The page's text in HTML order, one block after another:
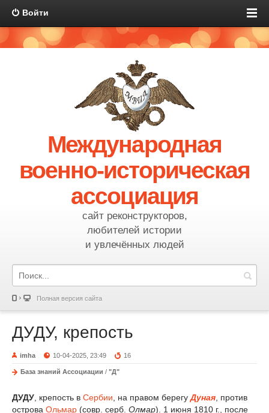
Войти
Международная
военно-историческая
ассоциация
сайт реконструкторов,
любителей истории
и увлечённых людей
Полная версия сайта
ДУДУ, крепость
imha 10-04-2025, 23:49 16
База знаний Ассоциации / "Д"
ДУДУ , крепость в Сербии , на правом берегуДуная , против
острова Ольмар (совр. серб. Олмар). 1 июня 1810 г., после